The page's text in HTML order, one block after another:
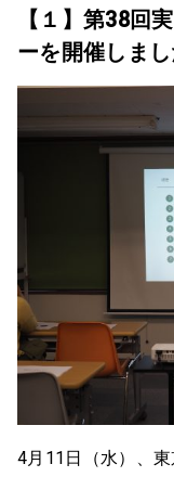
【１】第38回
ーを開催しまし
4月11日（水）、